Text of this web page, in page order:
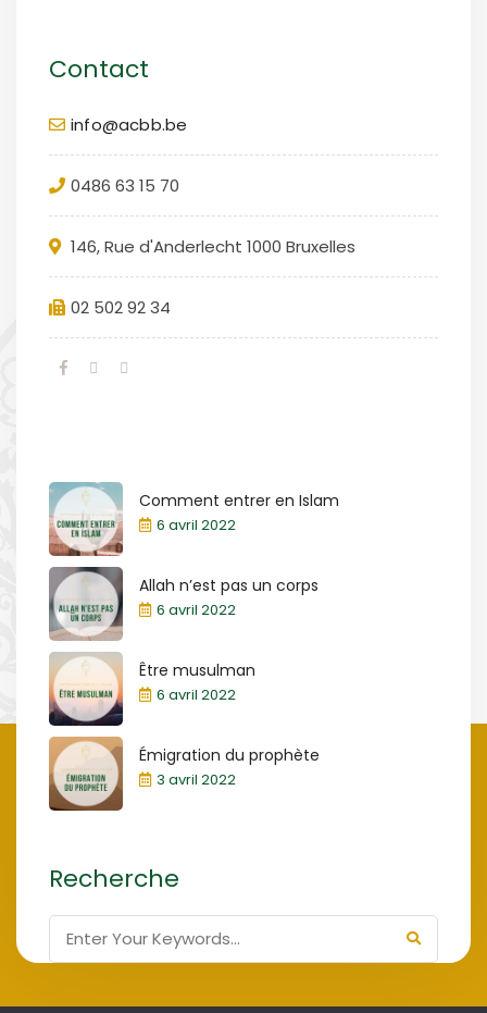
Contact
info@acbb.be
0486 63 15 70
146, Rue d'Anderlecht 1000 Bruxelles
02 502 92 34
Comment entrer en Islam
6 avril 2022
Allah n’est pas un corps
6 avril 2022
Être musulman
6 avril 2022
Émigration du prophète
3 avril 2022
Recherche